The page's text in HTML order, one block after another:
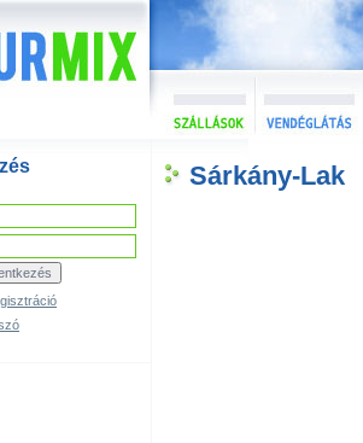
Sárkány-Lak